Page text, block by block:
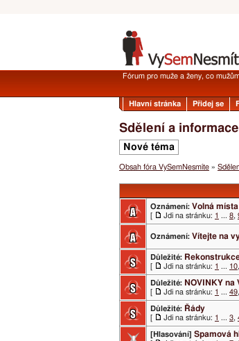
Fórum pro muže a ženy, co
Hlavní stránka Přidej se
Sdělení a informace
Nové téma
Obsah fóra VySemNesmíte »
Oznámení: Volná místa
[ Jdi na stránku: 1 ... 8,
Oznámení: Vítejte na
Důležité:
[ Jdi na stránku: 1 ... 10,
Důležité: NOVINKY na
[ Jdi na stránku: 1 ... 49,
Důležité: Řády
[ Jdi na stránku: 1 ... 3,
[Hlasování] Spamová